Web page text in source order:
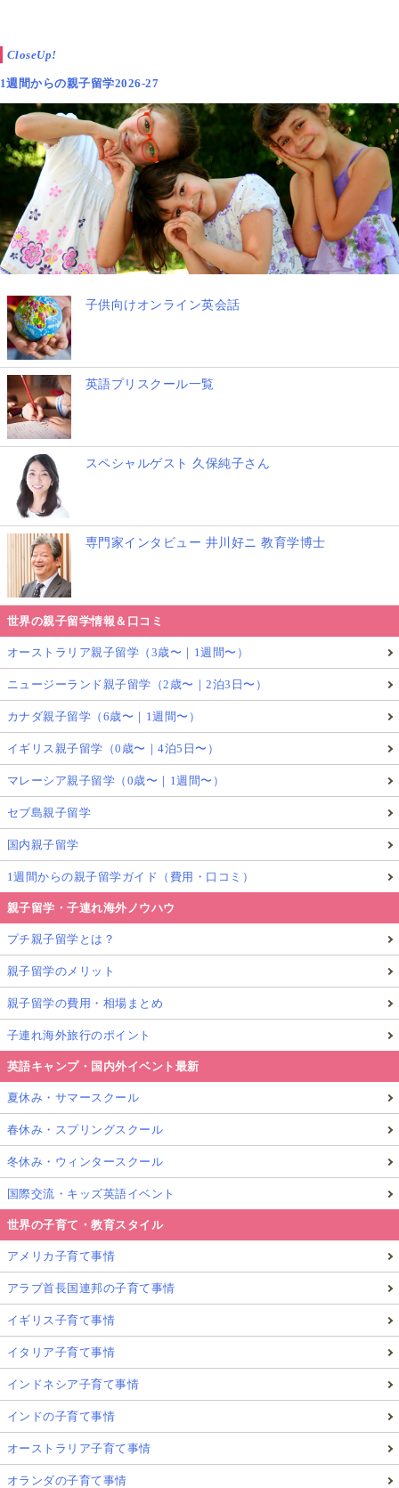
CloseUp!
1週間からの親子留学2026-27
子供向けオンライン英会話
英語プリスクール一覧
スペシャルゲスト 久保純子さん
専門家インタビュー 井川好ニ 教育学博士
世界の親子留学情報＆口コミ
オーストラリア親子留学（3歳〜｜1週間〜）
ニュージーランド親子留学（2歳〜｜2泊3日〜）
カナダ親子留学（6歳〜｜1週間〜）
イギリス親子留学（0歳〜｜4泊5日〜）
マレーシア親子留学（0歳〜｜1週間〜）
セブ島親子留学
国内親子留学
1週間からの親子留学ガイド（費用・口コミ）
親子留学・子連れ海外ノウハウ
プチ親子留学とは？
親子留学のメリット
親子留学の費用・相場まとめ
子連れ海外旅行のポイント
英語キャンプ・国内外イベント最新
夏休み・サマースクール
春休み・スプリングスクール
冬休み・ウィンタースクール
国際交流・キッズ英語イベント
世界の子育て・教育スタイル
アメリカ子育て事情
アラブ首長国連邦の子育て事情
イギリス子育て事情
イタリア子育て事情
インドネシア子育て事情
インドの子育て事情
オーストラリア子育て事情
オランダの子育て事情